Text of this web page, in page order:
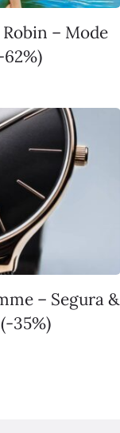
– Mode
– Segura &
35%)